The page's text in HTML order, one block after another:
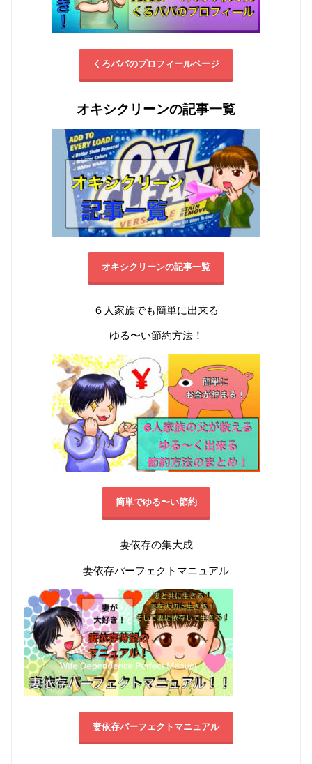
くろパパのプロフィールページ
オキシクリーンの記事一覧
オキシクリーンの記事一覧
６人家族でも簡単に出来る
ゆる〜い節約方法！
簡単でゆる〜い節約
妻依存の集大成
妻依存パーフェクトマニュアル
妻依存パーフェクトマニュアル